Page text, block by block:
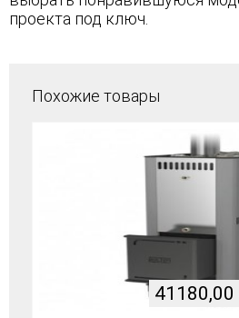
проекта под ключ.
Похожие товары
41180,00